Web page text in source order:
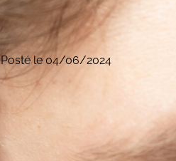
Posté le 04/06/2024